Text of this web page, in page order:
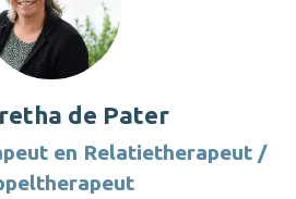
de Pater
en Relatietherapeut /